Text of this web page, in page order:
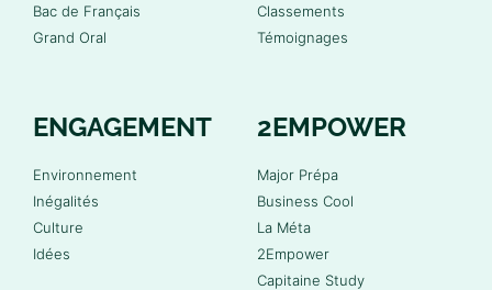
Bac de Français
Grand Oral
Classements
Témoignages
ENGAGEMENT
Environnement
Inégalités
Culture
Idées
2EMPOWER
Major Prépa
Business Cool
La Méta
2Empower
Capitaine Study